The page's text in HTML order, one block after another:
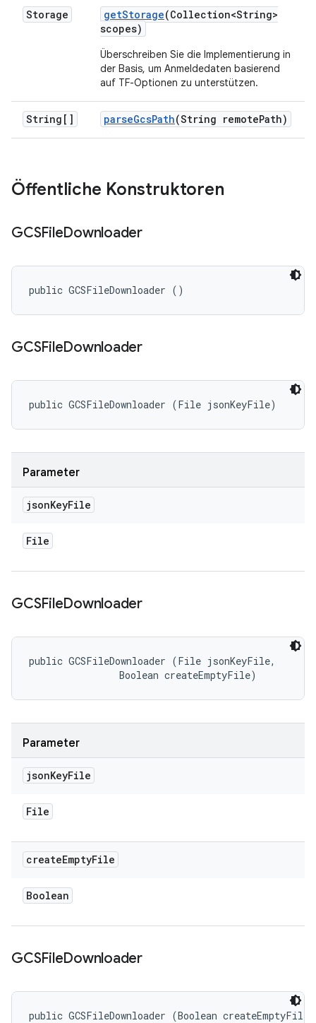
Storage getStorage(Collection<String>
scopes)
Überschreiben Sie die Implementierung in
der Basis, um Anmeldedaten basierend
auf TF-Optionen zu unterstützen.
String[] parseGcsPath(String remotePath)
Öffentliche Konstruktoren
GCSFileDownloader
public GCSFileDownloader ()
GCSFileDownloader
public GCSFileDownloader (File jsonKeyFile)
Parameter
jsonKeyFile
File
GCSFileDownloader
public GCSFileDownloader (File jsonKeyFile,
                Boolean createEmptyFile)
Parameter
jsonKeyFile
File
createEmptyFile
Boolean
GCSFileDownloader
public GCSFileDownloader (Boolean createEmptyFile)